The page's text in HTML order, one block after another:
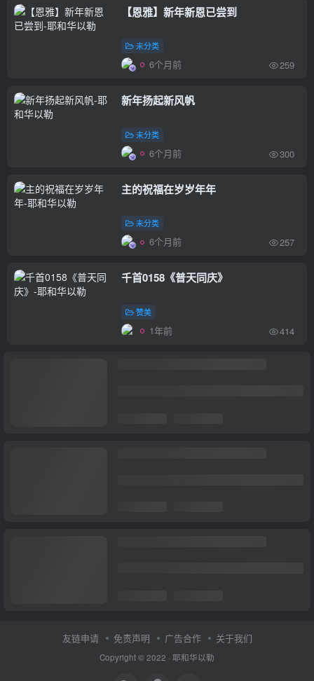
【恩雅】新年新恩已尝到
未分类
6个月前 259
新年扬起新风帆
未分类
6个月前 300
主的祝福在岁岁年年
未分类
6个月前 257
千首0158《普天同庆》
赞美
1年前 414
友链申请 免责声明 广告合作 关于我们
Copyright © 2022 · 耶和华以勒